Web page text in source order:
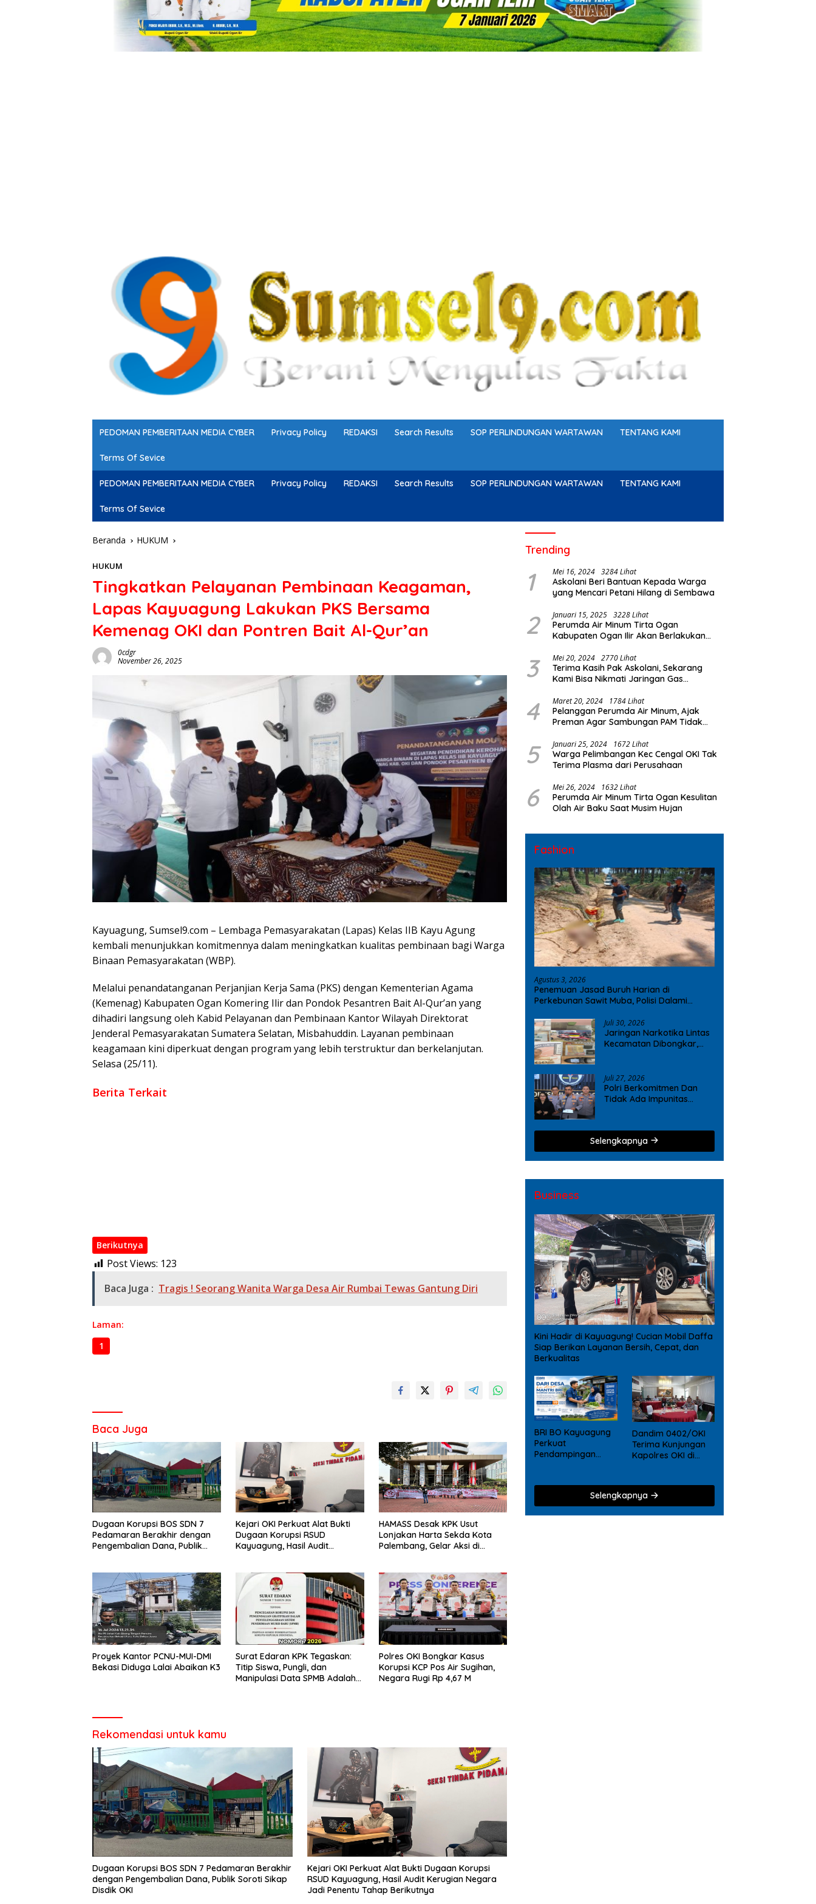
PEDOMAN PEMBERITAAN MEDIA CYBER Privacy Policy REDAKSI Search Results SOP PERLINDUNGAN WARTAWAN TENTANG KAMI
Terms Of Sevice
PEDOMAN PEMBERITAAN MEDIA CYBER Privacy Policy REDAKSI Search Results SOP PERLINDUNGAN WARTAWAN TENTANG KAMI
Terms Of Sevice
Beranda HUKUM
HUKUM
Tingkatkan Pelayanan Pembinaan Keagaman,
Lapas Kayuagung Lakukan PKS Bersama
Kemenag OKI dan Pontren Bait Al-Qur’an
0cdgr
November 26, 2025
Kayuagung, Sumsel9.com – Lembaga Pemasyarakatan (Lapas) Kelas IIB Kayu Agung
kembali menunjukkan komitmennya dalam meningkatkan kualitas pembinaan bagi Warga
Binaan Pemasyarakatan (WBP).
Melalui penandatanganan Perjanjian Kerja Sama (PKS) dengan Kementerian Agama
(Kemenag) Kabupaten Ogan Komering Ilir dan Pondok Pesantren Bait Al-Qur’an yang
dihadiri langsung oleh Kabid Pelayanan dan Pembinaan Kantor Wilayah Direktorat
Jenderal Pemasyarakatan Sumatera Selatan, Misbahuddin. Layanan pembinaan
keagamaan kini diperkuat dengan program yang lebih terstruktur dan berkelanjutan.
Selasa (25/11).
Berita Terkait
Berikutnya
Post Views: 123
Baca Juga : Tragis ! Seorang Wanita Warga Desa Air Rumbai Tewas Gantung Diri
Laman:
1
Baca Juga
Dugaan Korupsi BOS SDN 7
Pedamaran Berakhir dengan
Pengembalian Dana, Publik
Kejari OKI Perkuat Alat Bukti
Dugaan Korupsi RSUD
Kayuagung, Hasil Audit
HAMASS Desak KPK Usut
Lonjakan Harta Sekda Kota
Palembang, Gelar Aksi di
Proyek Kantor PCNU-MUI-DMI
Bekasi Diduga Lalai Abaikan K3
Surat Edaran KPK Tegaskan:
Titip Siswa, Pungli, dan
Manipulasi Data SPMB Adalah
Polres OKI Bongkar Kasus
Korupsi KCP Pos Air Sugihan,
Negara Rugi Rp 4,67 M
Rekomendasi untuk kamu
Dugaan Korupsi BOS SDN 7 Pedamaran Berakhir
dengan Pengembalian Dana, Publik Soroti Sikap
Disdik OKI
Kejari OKI Perkuat Alat Bukti Dugaan Korupsi
RSUD Kayuagung, Hasil Audit Kerugian Negara
Jadi Penentu Tahap Berikutnya
Trending
1 Mei 16, 2024 3284 Lihat
Askolani Beri Bantuan Kepada Warga
yang Mencari Petani Hilang di Sembawa
2 Januari 15, 2025 3228 Lihat
Perumda Air Minum Tirta Ogan
Kabupaten Ogan Ilir Akan Berlakukan
3 Mei 20, 2024 2770 Lihat
Terima Kasih Pak Askolani, Sekarang
Kami Bisa Nikmati Jaringan Gas
4 Maret 20, 2024 1784 Lihat
Pelanggan Perumda Air Minum, Ajak
Preman Agar Sambungan PAM Tidak
5 Januari 25, 2024 1672 Lihat
Warga Pelimbangan Kec Cengal OKI Tak
Terima Plasma dari Perusahaan
6 Mei 26, 2024 1632 Lihat
Perumda Air Minum Tirta Ogan Kesulitan
Olah Air Baku Saat Musim Hujan
Fashion
Agustus 3, 2026
Penemuan Jasad Buruh Harian di
Perkebunan Sawit Muba, Polisi Dalami
Juli 30, 2026
Jaringan Narkotika Lintas
Kecamatan Dibongkar,
Juli 27, 2026
Polri Berkomitmen Dan
Tidak Ada Impunitas
Selengkapnya
Business
Kini Hadir di Kayuagung! Cucian Mobil Daffa
Siap Berikan Layanan Bersih, Cepat, dan
Berkualitas
BRI BO Kayuagung
Perkuat
Pendampingan
Dandim 0402/OKI
Terima Kunjungan
Kapolres OKI di
Selengkapnya